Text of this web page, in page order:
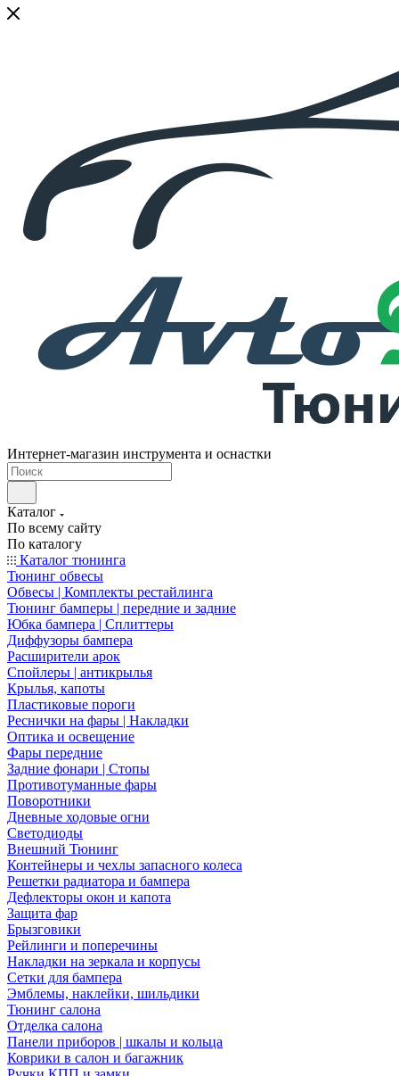
Интернет-магазин инструмента и оснастки
Каталог
По всему сайту
По каталогу
Каталог тюнинга
Тюнинг обвесы
Обвесы | Комплекты рестайлинга
Тюнинг бамперы | передние и задние
Юбка бампера | Сплиттеры
Диффузоры бампера
Расширители арок
Спойлеры | антикрылья
Крылья, капоты
Пластиковые пороги
Реснички на фары | Накладки
Оптика и освещение
Фары передние
Задние фонари | Стопы
Противотуманные фары
Поворотники
Дневные ходовые огни
Светодиоды
Внешний Тюнинг
Контейнеры и чехлы запасного колеса
Решетки радиатора и бампера
Дефлекторы окон и капота
Защита фар
Брызговики
Рейлинги и поперечины
Накладки на зеркала и корпусы
Сетки для бампера
Эмблемы, наклейки, шильдики
Тюнинг салона
Отделка салона
Панели приборов | шкалы и кольца
Коврики в салон и багажник